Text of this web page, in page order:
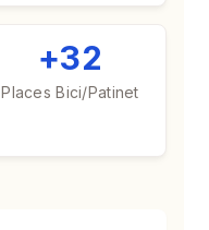
+32
Places Bici/Patinet